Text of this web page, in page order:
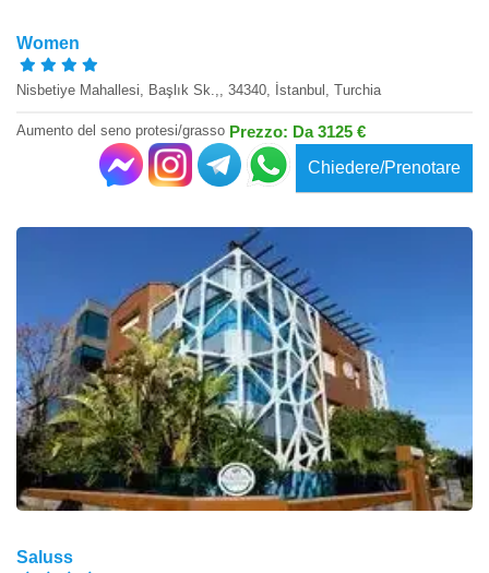
Women
Nisbetiye Mahallesi, Başlık Sk.,, 34340, İstanbul, Turchia
Aumento del seno protesi/grasso Prezzo: Da 3125 €
Chiedere/Prenotare
Saluss